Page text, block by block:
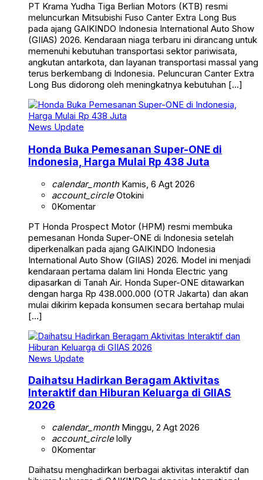
PT Krama Yudha Tiga Berlian Motors (KTB) resmi
meluncurkan Mitsubishi Fuso Canter Extra Long Bus
pada ajang GAIKINDO Indonesia International Auto Show
(GIIAS) 2026. Kendaraan niaga terbaru ini dirancang untuk
memenuhi kebutuhan transportasi sektor pariwisata,
angkutan antarkota, dan layanan transportasi massal yang
terus berkembang di Indonesia. Peluncuran Canter Extra
Long Bus didorong oleh meningkatnya kebutuhan […]
News Update
Honda Buka Pemesanan Super-ONE di
Indonesia, Harga Mulai Rp 438 Juta
calendar_monthKamis, 6 Agt 2026
account_circleOtokini
0Komentar
PT Honda Prospect Motor (HPM) resmi membuka
pemesanan Honda Super-ONE di Indonesia setelah
diperkenalkan pada ajang GAIKINDO Indonesia
International Auto Show (GIIAS) 2026. Model ini menjadi
kendaraan pertama dalam lini Honda Electric yang
dipasarkan di Tanah Air. Honda Super-ONE ditawarkan
dengan harga Rp 438.000.000 (OTR Jakarta) dan akan
mulai dikirim kepada konsumen secara bertahap mulai
[…]
News Update
Daihatsu Hadirkan Beragam Aktivitas
Interaktif dan Hiburan Keluarga di GIIAS
2026
calendar_monthMinggu, 2 Agt 2026
account_circlelolly
0Komentar
Daihatsu menghadirkan berbagai aktivitas interaktif dan